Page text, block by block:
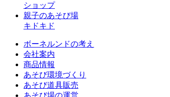
ショップ
親子のあそび場
キドキド
ボーネルンドの考え
会社案内
商品情報
あそび環境づくり
あそび道具販売
あそび場の運営